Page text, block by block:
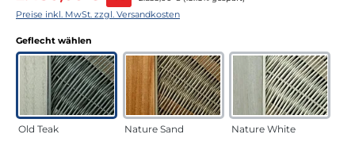
Preise inkl. MwSt. zzgl. Versandkosten
Geflecht wählen
Old Teak Nature Sand Nature White